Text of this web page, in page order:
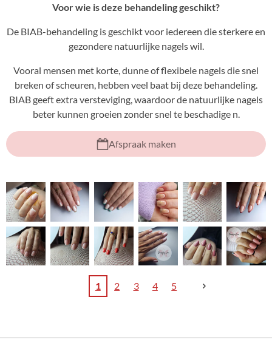
Voor wie is deze behandeling geschikt?
De BIAB-behandeling is geschikt voor iedereen die sterkere en
gezondere natuurlijke nagels wil.
Vooral mensen met korte, dunne of flexibele nagels die snel
breken of scheuren, hebben veel baat bij deze behandeling.
BIAB geeft extra versteviging, waardoor de natuurlijke nagels
beter kunnen groeien zonder snel te beschadige n.
Afspraak maken
1 2 3 4 5